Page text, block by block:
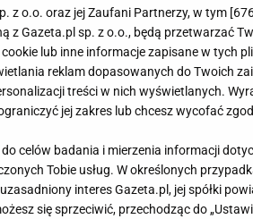
z o.o. oraz jej Zaufani Partnerzy, w tym [
z Gazeta.pl sp. z o.o., będą przetwarzać
lub inne informacje zapisane w tych
reklam dopasowanych do Twoich
treści w nich wyświetlanych.
jej zakres lub chcesz wycofać
celów badania i mierzenia informacji
Tobie usług. W określonych
interes Gazeta.pl, jej spółki
się sprzeciwić, przechodząc do